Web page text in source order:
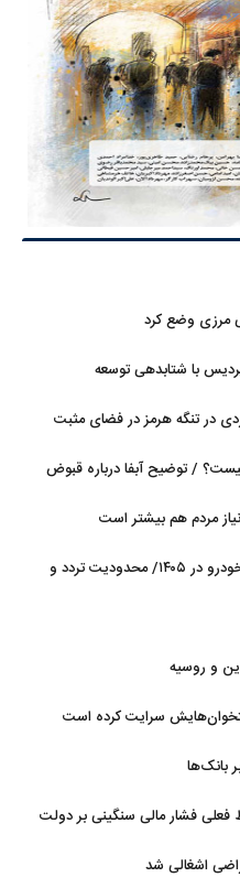
مرزی وضع کرد
در تنگه هرمز در فضای مثبت
/ توضیح آبفا درباره قبوض
مردم هم بیشتر است
ابلاغ قوانین جدید اسقاط و واردات خودرو در ۱۴۰۵/ محدودیت تردد و
و روسیه
سرایت کرده است
بانک‌ها
فشار مالی سنگینی بر دولت
اشغالی شد